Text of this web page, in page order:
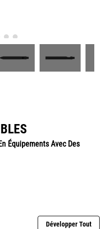
Équipements Avec Des
Développer Tout